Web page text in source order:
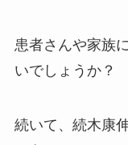
患者さんや家族
いでしょうか？
続いて、続木康